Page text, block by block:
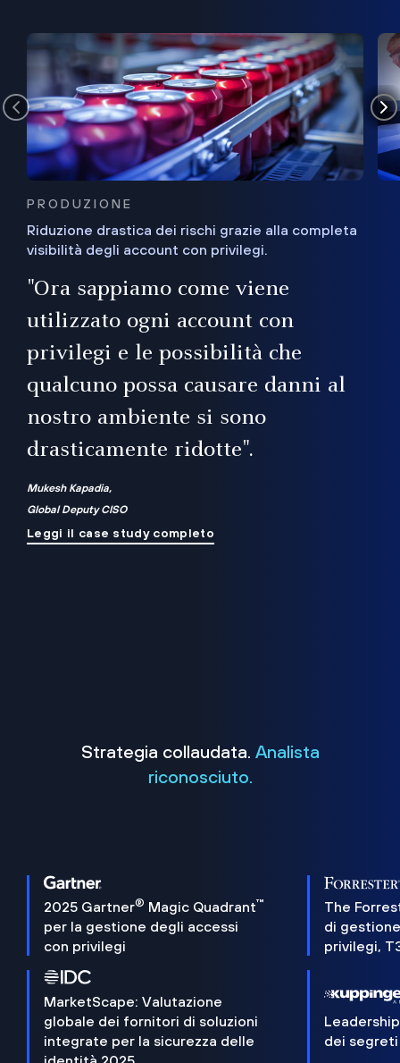
PRODUZIONE
Riduzione drastica dei rischi grazie alla completa
visibilità degli account con privilegi.
"Ora sappiamo come viene
utilizzato ogni account con
privilegi e le possibilità che
qualcuno possa causare danni al
nostro ambiente si sono
drasticamente ridotte".
Mukesh Kapadia,
Global Deputy CISO
Leggi il case study completo
Strategia collaudata. Analista
riconosciuto.
2025 Gartner® Magic Quadrant™
per la gestione degli accessi
con privilegi
The
di
privilegi,
MarketScape: Valutazione
globale dei fornitori di soluzioni
integrate per la sicurezza delle
dei segreti